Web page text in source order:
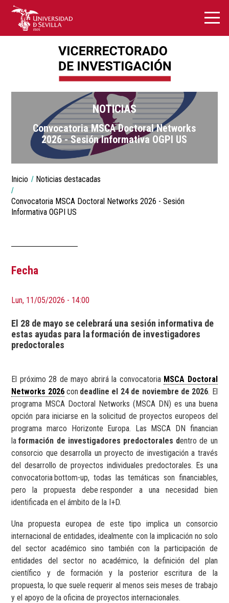
NOTICIAS
Convocatoria MSCA Doctoral Networks
2026 - Sesión Informativa OGPI US
Breadcrumbs
You
are
here:
Inicio Noticias destacadas
Convocatoria MSCA Doctoral Networks 2026 - Sesión
Informativa OGPI US
Fecha
Lun, 11/05/2026 - 14:00
El 28 de mayo se celebrará una sesión informativa de
estas ayudas para la formación de investigadores
predoctorales
El próximo 28 de mayo abrirá la convocatoria MSCA Doctoral
Networks 2026con deadline el 24 de noviembre de 2026. El
programa MSCA Doctoral Networks (MSCA DN) es una buena
opción para iniciarse en la solicitud de proyectos europeos del
programa marco Horizonte Europa. Las MSCA DN financian
la formación de investigadores predoctorales dentro de un
consorcio que desarrolla un proyecto de investigación a través
del desarrollo de proyectos individuales predoctorales. Es una
convocatoria bottom-up, todas las temáticas son financiables,
pero la propuesta debe responder a una necesidad bien
identificada en el ámbito de la I+D.
Una propuesta europea de este tipo implica un consorcio
internacional de entidades, idealmente con la implicación no solo
del sector académico sino también con la participación de
entidades del sector no académico, la definición del plan
científico y de formación y la posterior escritura de la
propuesta, lo que suele requerir al menos seis meses de trabajo
y el apoyo de la oficina de proyectos internacionales.